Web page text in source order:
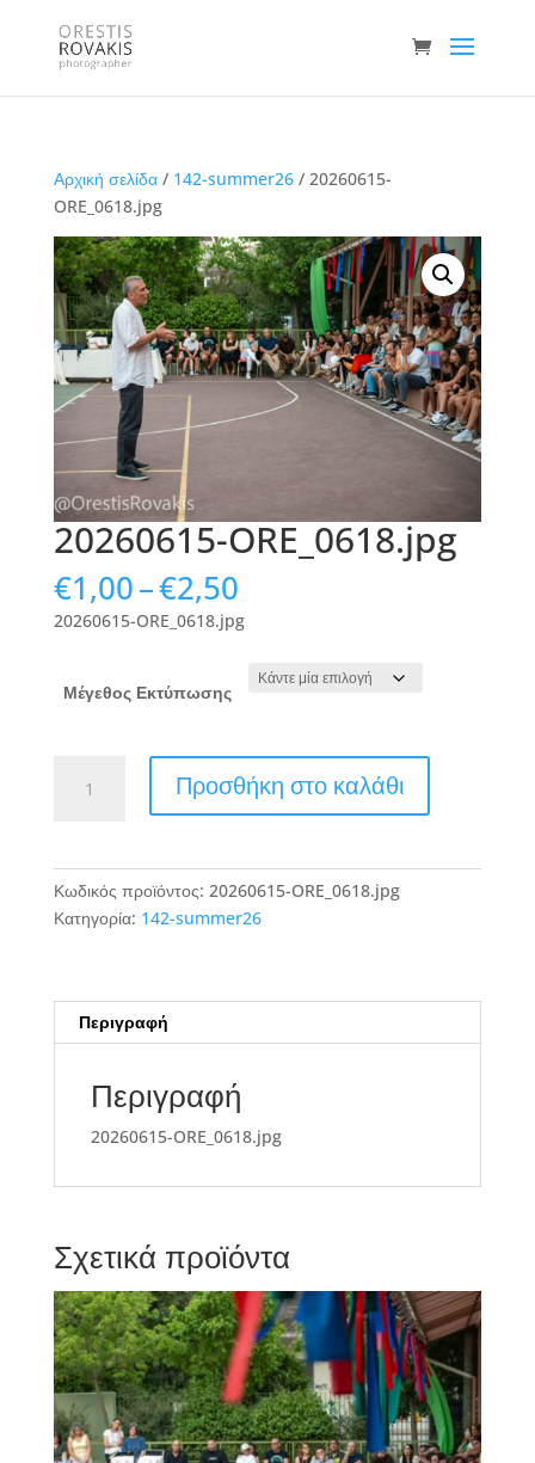
Αρχική σελίδα/ 142-summer26/ 20260615-
ORE_0618.jpg
20260615-ORE_0618.jpg
€1,00–€2,50Price
range:
€1,00
through
€2,50
20260615-ORE_0618.jpg
Μέγεθος Εκτύπωσης
ORE_0618.jpg
Προσθήκη στο καλάθι
Κωδικός προϊόντος: 20260615-ORE_0618.jpg
Κατηγορία: 142-summer26
Περιγραφή
Περιγραφή
20260615-ORE_0618.jpg
Σχετικά προϊόντα